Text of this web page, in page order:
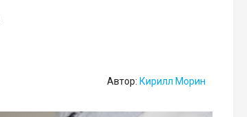
Автор: Кирилл Морин